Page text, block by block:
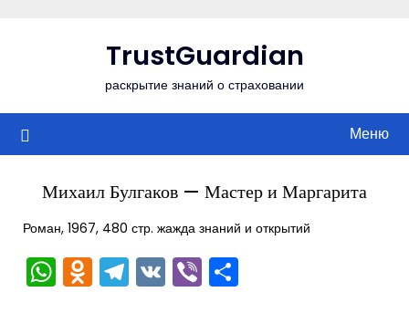
TrustGuardian
раскрытие знаний о страховании
Меню
Михаил Булгаков — Мастер и Маргарита
Роман, 1967, 480 стр. жажда знаний и открытий
WhatsApp
Odnoklassniki
Telegram
VKViber